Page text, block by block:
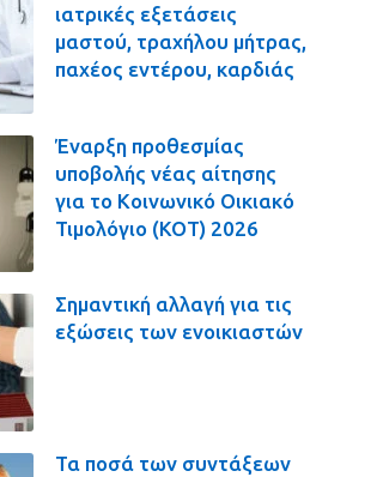
ιατρικές εξετάσεις
μαστού, τραχήλου μήτρας,
παχέος εντέρου, καρδιάς
Έναρξη προθεσμίας
υποβολής νέας αίτησης
για το Κοινωνικό Οικιακό
Τιμολόγιο (ΚΟΤ) 2026
Σημαντική αλλαγή για τις
εξώσεις των ενοικιαστών
Τα ποσά των συντάξεων